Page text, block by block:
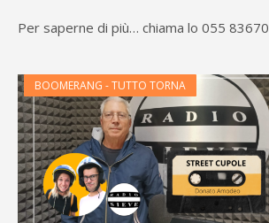
Per saperne di più… chiama lo 055
BOOMERANG - TUTTO TORNA